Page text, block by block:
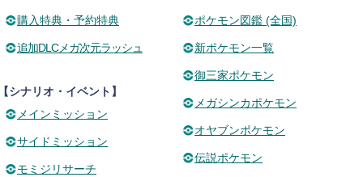
購入特典・予約特典
追加DLCメガ次元ラッシュ
シナリオ・イベント】
メインミッション
サイドミッション
モミジリサーチ
ポケモン図鑑 (全国)
新ポケモン一覧
御三家ポケモン
メガシンカポケモン
オヤブンポケモン
伝説ポケモン